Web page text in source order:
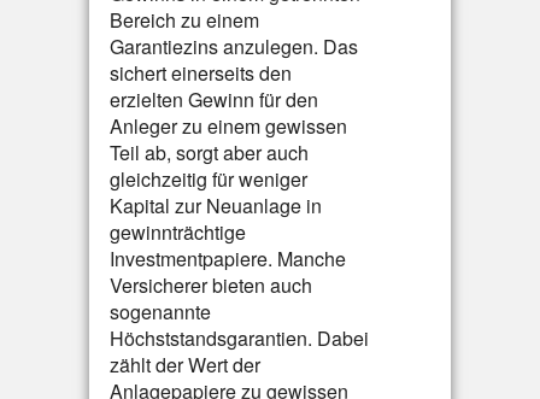
Bereich zu einem
Garantiezins anzulegen. Das
sichert einerseits den
erzielten Gewinn für den
Anleger zu einem gewissen
Teil ab, sorgt aber auch
gleichzeitig für weniger
Kapital zur Neuanlage in
gewinnträchtige
Investmentpapiere. Manche
Versicherer bieten auch
sogenannte
Höchststandsgarantien. Dabei
zählt der Wert der
Anlagepapiere zu gewissen